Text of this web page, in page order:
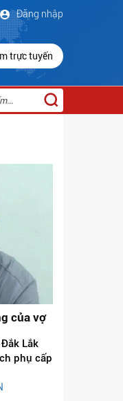
Đăng nhập
trực tuyến
của vợ
Lắk
phụ cấp